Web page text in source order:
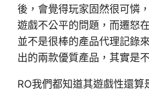
後，會覺得玩家固然很可憐
遊戲不公平的問題，而遷怒
並不是很棒的產品代理記錄
出的兩款優質產品，其實是
RO我們都知道其遊戲性還算